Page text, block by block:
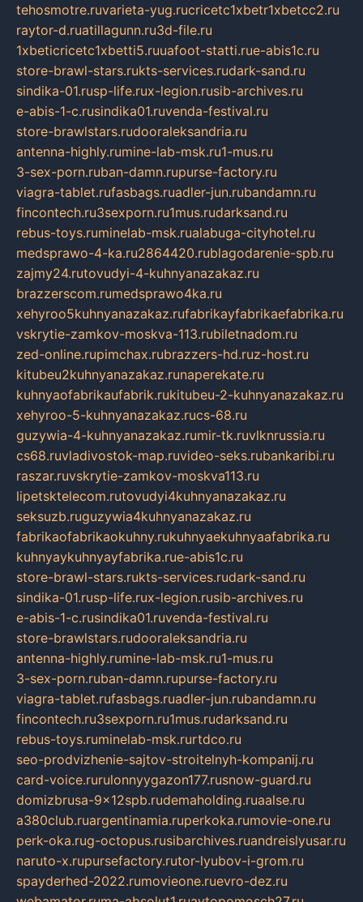
tehosmotre.ruvarieta-yug.rucricetc1xbetr1xbetcc2.ru
raytor-d.ruatillagunn.ru3d-file.ru
1xbeticricetc1xbetti5.ruuafoot-statti.rue-abis1c.ru
store-brawl-stars.rukts-services.rudark-sand.ru
sindika-01.rusp-life.rux-legion.rusib-archives.ru
e-abis-1-c.rusindika01.ruvenda-festival.ru
store-brawlstars.rudooraleksandria.ru
antenna-highly.rumine-lab-msk.ru1-mus.ru
3-sex-porn.ruban-damn.rupurse-factory.ru
viagra-tablet.rufasbags.ruadler-jun.rubandamn.ru
fincontech.ru3sexporn.ru1mus.rudarksand.ru
rebus-toys.ruminelab-msk.rualabuga-cityhotel.ru
medsprawo-4-ka.ru2864420.rublagodarenie-spb.ru
zajmy24.rutovudyi-4-kuhnyanazakaz.ru
brazzerscom.rumedsprawo4ka.ru
xehyroo5kuhnyanazakaz.rufabrikayfabrikaefabrika.ru
vskrytie-zamkov-moskva-113.rubiletnadom.ru
zed-online.rupimchax.rubrazzers-hd.ruz-host.ru
kitubeu2kuhnyanazakaz.runaperekate.ru
kuhnyaofabrikaufabrik.rukitubeu-2-kuhnyanazakaz.ru
xehyroo-5-kuhnyanazakaz.rucs-68.ru
guzywia-4-kuhnyanazakaz.rumir-tk.ruvlknrussia.ru
cs68.ruvladivostok-map.ruvideo-seks.rubankaribi.ru
raszar.ruvskrytie-zamkov-moskva113.ru
lipetsktelecom.rutovudyi4kuhnyanazakaz.ru
seksuzb.ruguzywia4kuhnyanazakaz.ru
fabrikaofabrikaokuhny.rukuhnyaekuhnyaafabrika.ru
kuhnyaykuhnyayfabrika.rue-abis1c.ru
store-brawl-stars.rukts-services.rudark-sand.ru
sindika-01.rusp-life.rux-legion.rusib-archives.ru
e-abis-1-c.rusindika01.ruvenda-festival.ru
store-brawlstars.rudooraleksandria.ru
antenna-highly.rumine-lab-msk.ru1-mus.ru
3-sex-porn.ruban-damn.rupurse-factory.ru
viagra-tablet.rufasbags.ruadler-jun.rubandamn.ru
fincontech.ru3sexporn.ru1mus.rudarksand.ru
rebus-toys.ruminelab-msk.rurtdco.ru
seo-prodvizhenie-sajtov-stroitelnyh-kompanij.ru
card-voice.rurulonnyygazon177.rusnow-guard.ru
domizbrusa-9x12spb.rudemaholding.ruaalse.ru
a380club.ruargentinamia.ruperkoka.rumovie-one.ru
perk-oka.rug-octopus.rusibarchives.ruandreislyusar.ru
naruto-x.rupursefactory.rutor-lyubov-i-grom.ru
spayderhed-2022.rumovieone.ruevro-dez.ru